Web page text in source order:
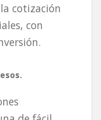
cotización
con